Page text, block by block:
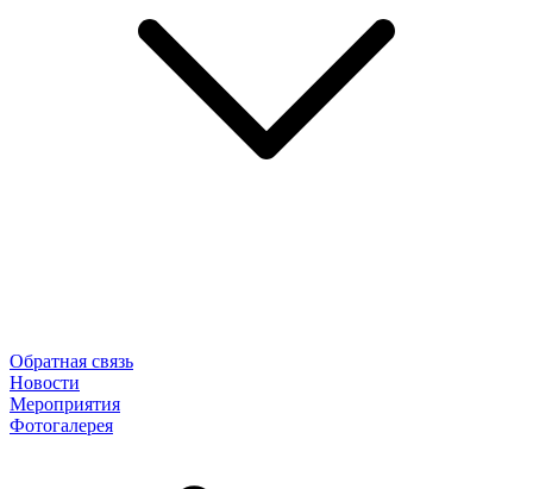
Обратная связь
Новости
Мероприятия
Фотогалерея